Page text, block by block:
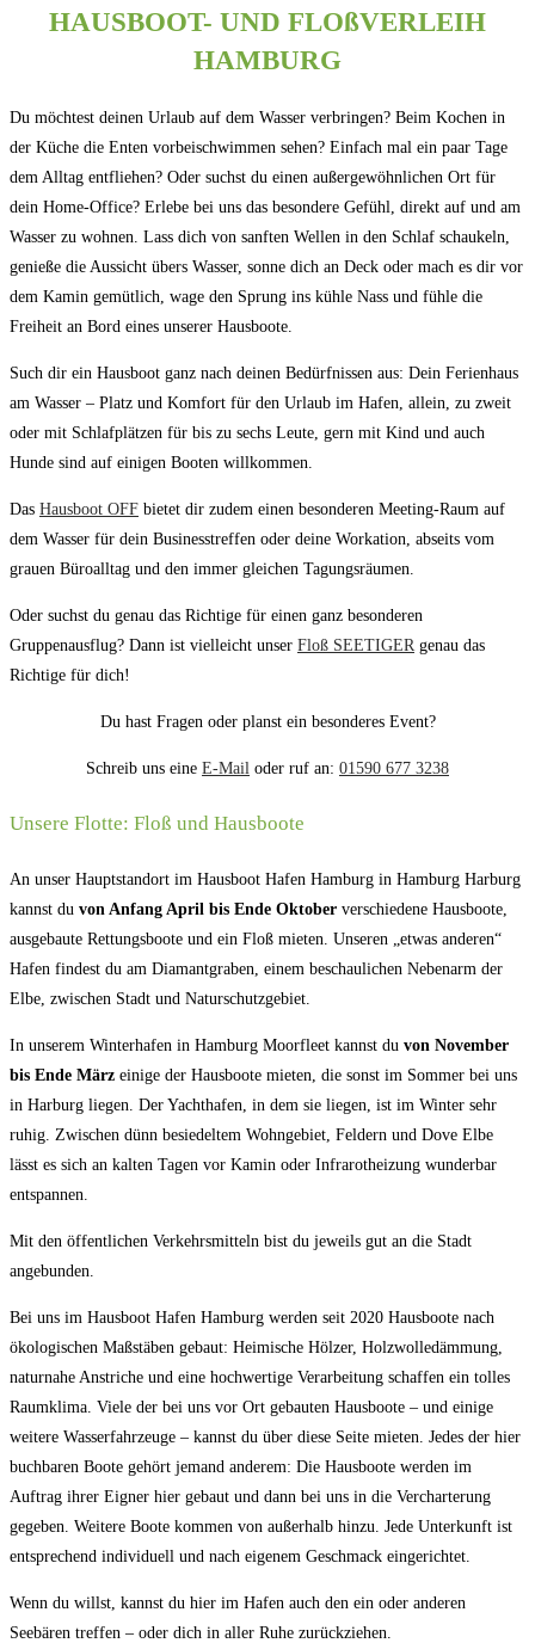
HAUSBOOT- UND FLOßVERLEIH
HAMBURG
Du möchtest deinen Urlaub auf dem Wasser verbringen? Beim Kochen in
der Küche die Enten vorbeischwimmen sehen? Einfach mal ein paar Tage
dem Alltag entfliehen? Oder suchst du einen außergewöhnlichen Ort für
dein Home-Office? Erlebe bei uns das besondere Gefühl, direkt auf und am
Wasser zu wohnen. Lass dich von sanften Wellen in den Schlaf schaukeln,
genieße die Aussicht übers Wasser, sonne dich an Deck oder mach es dir vor
dem Kamin gemütlich, wage den Sprung ins kühle Nass und fühle die
Freiheit an Bord eines unserer Hausboote.
Such dir ein Hausboot ganz nach deinen Bedürfnissen aus: Dein Ferienhaus
am Wasser – Platz und Komfort für den Urlaub im Hafen, allein, zu zweit
oder mit Schlafplätzen für bis zu sechs Leute, gern mit Kind und auch
Hunde sind auf einigen Booten willkommen.
Das Hausboot OFF bietet dir zudem einen besonderen Meeting-Raum auf
dem Wasser für dein Businesstreffen oder deine Workation, abseits vom
grauen Büroalltag und den immer gleichen Tagungsräumen.
Oder suchst du genau das Richtige für einen ganz besonderen
Gruppenausflug? Dann ist vielleicht unser Floß SEETIGER genau das
Richtige für dich!
Du hast Fragen oder planst ein besonderes Event?
Schreib uns eine E-Mail oder ruf an: 01590 677 3238
Unsere Flotte: Floß und Hausboote
An unser Hauptstandort im Hausboot Hafen Hamburg in Hamburg Harburg
kannst du von Anfang April bis Ende Oktober verschiedene Hausboote,
ausgebaute Rettungsboote und ein Floß mieten. Unseren „etwas anderen“
Hafen findest du am Diamantgraben, einem beschaulichen Nebenarm der
Elbe, zwischen Stadt und Naturschutzgebiet.
In unserem Winterhafen in Hamburg Moorfleet kannst du von November
bis Ende März einige der Hausboote mieten, die sonst im Sommer bei uns
in Harburg liegen. Der Yachthafen, in dem sie liegen, ist im Winter sehr
ruhig. Zwischen dünn besiedeltem Wohngebiet, Feldern und Dove Elbe
lässt es sich an kalten Tagen vor Kamin oder Infrarotheizung wunderbar
entspannen.
Mit den öffentlichen Verkehrsmitteln bist du jeweils gut an die Stadt
angebunden.
Bei uns im Hausboot Hafen Hamburg werden seit 2020 Hausboote nach
ökologischen Maßstäben gebaut: Heimische Hölzer, Holzwolledämmung,
naturnahe Anstriche und eine hochwertige Verarbeitung schaffen ein tolles
Raumklima. Viele der bei uns vor Ort gebauten Hausboote – und einige
weitere Wasserfahrzeuge – kannst du über diese Seite mieten. Jedes der hier
buchbaren Boote gehört jemand anderem: Die Hausboote werden im
Auftrag ihrer Eigner hier gebaut und dann bei uns in die Vercharterung
gegeben. Weitere Boote kommen von außerhalb hinzu. Jede Unterkunft ist
entsprechend individuell und nach eigenem Geschmack eingerichtet.
Wenn du willst, kannst du hier im Hafen auch den ein oder anderen
Seebären treffen – oder dich in aller Ruhe zurückziehen.